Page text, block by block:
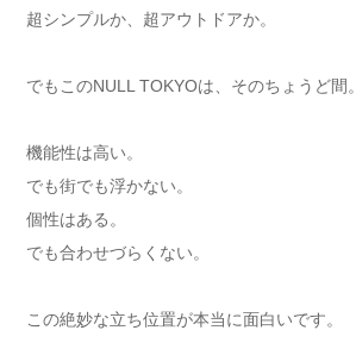
超シンプルか、超アウトドアか。
でもこのNULL TOKYOは、そのちょうど間。
機能性は高い。
でも街でも浮かない。
個性はある。
でも合わせづらくない。
この絶妙な立ち位置が本当に面白いです。